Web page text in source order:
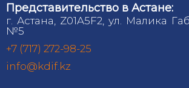
Представительство в Астане:
г. Астана, Z01A5F2, ул. Малика
№5
+7 (717) 272-98-25
info@kdif.kz